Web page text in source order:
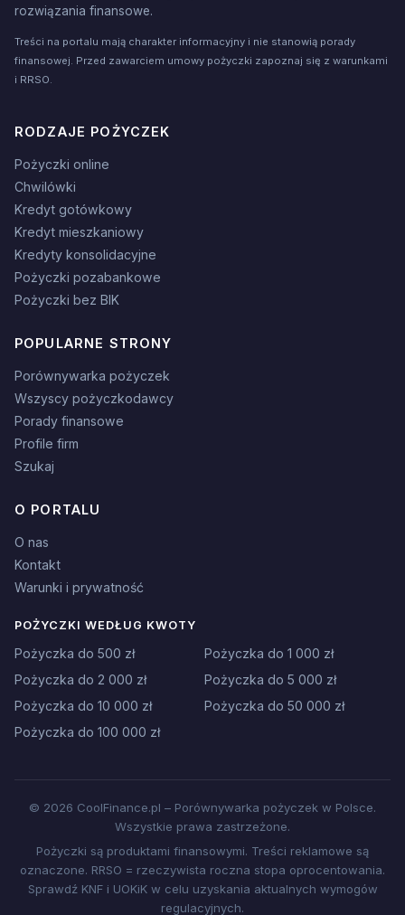
rozwiązania finansowe.
Treści na portalu mają charakter informacyjny i nie stanowią porady
finansowej. Przed zawarciem umowy pożyczki zapoznaj się z warunkami
i RRSO.
RODZAJE POŻYCZEK
Pożyczki online
Chwilówki
Kredyt gotówkowy
Kredyt mieszkaniowy
Kredyty konsolidacyjne
Pożyczki pozabankowe
Pożyczki bez BIK
POPULARNE STRONY
Porównywarka pożyczek
Wszyscy pożyczkodawcy
Porady finansowe
Profile firm
Szukaj
O PORTALU
O nas
Kontakt
Warunki i prywatność
POŻYCZKI WEDŁUG KWOTY
Pożyczka do 500 zł
Pożyczka do 1 000 zł
Pożyczka do 2 000 zł
Pożyczka do 5 000 zł
Pożyczka do 10 000 zł
Pożyczka do 50 000 zł
Pożyczka do 100 000 zł
© 2026 CoolFinance.pl – Porównywarka pożyczek w Polsce.
Wszystkie prawa zastrzeżone.
Pożyczki są produktami finansowymi. Treści reklamowe są
oznaczone. RRSO = rzeczywista roczna stopa oprocentowania.
Sprawdź KNF i UOKiK w celu uzyskania aktualnych wymogów
regulacyjnych.